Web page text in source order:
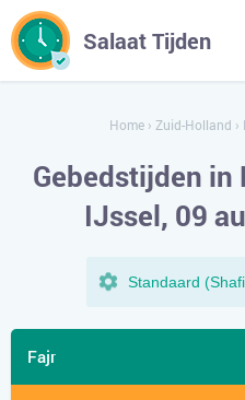
Salaat Tijden
Home › Zuid-Holland ›
Gebedstijden in
IJssel, 09
Standaard
Fajr